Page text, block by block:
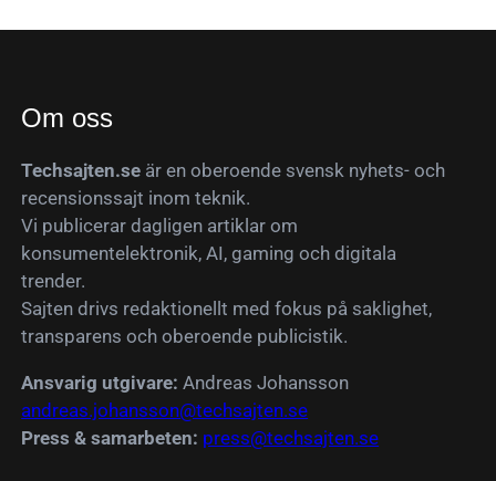
Om oss
Techsajten.se är en oberoende svensk nyhets- och
recensionssajt inom teknik.
Vi publicerar dagligen artiklar om
konsumentelektronik, AI, gaming och digitala
trender.
Sajten drivs redaktionellt med fokus på saklighet,
transparens och oberoende publicistik.
Ansvarig utgivare: Andreas Johansson
andreas.johansson@techsajten.se
Press & samarbeten: press@techsajten.se